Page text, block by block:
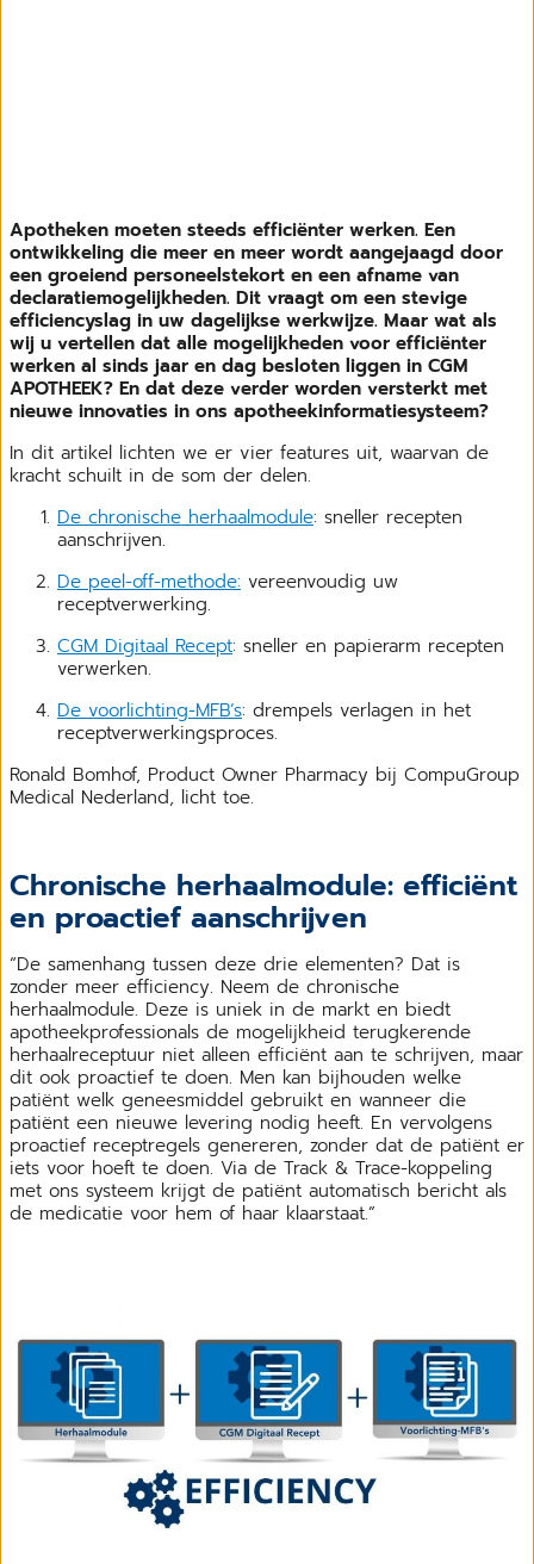
Apotheken moeten steeds efficiënter werken. Een
ontwikkeling die meer en meer wordt aangejaagd door
een groeiend personeelstekort en een afname van
declaratiemogelijkheden. Dit vraagt om een stevige
efficiencyslag in uw dagelijkse werkwijze. Maar wat als
wij u vertellen dat alle mogelijkheden voor efficiënter
werken al sinds jaar en dag besloten liggen in CGM
APOTHEEK? En dat deze verder worden versterkt met
nieuwe innovaties in ons apotheekinformatiesysteem?
In dit artikel lichten we er vier features uit, waarvan de
kracht schuilt in de som der delen.
De chronische herhaalmodule: sneller recepten
aanschrijven.
De peel-off-methode: vereenvoudig uw
receptverwerking.
CGM Digitaal Recept: sneller en papierarm recepten
verwerken.
De voorlichting-MFB’s: drempels verlagen in het
receptverwerkingsproces.
Ronald Bomhof, Product Owner Pharmacy bij CompuGroup
Medical Nederland, licht toe.
Chronische herhaalmodule: efficiënt
en proactief aanschrijven
“De samenhang tussen deze drie elementen? Dat is
zonder meer efficiency. Neem de chronische
herhaalmodule. Deze is uniek in de markt en biedt
apotheekprofessionals de mogelijkheid terugkerende
herhaalreceptuur niet alleen efficiënt aan te schrijven, maar
dit ook proactief te doen. Men kan bijhouden welke
patiënt welk geneesmiddel gebruikt en wanneer die
patiënt een nieuwe levering nodig heeft. En vervolgens
proactief receptregels genereren, zonder dat de patiënt er
iets voor hoeft te doen. Via de Track & Trace-koppeling
met ons systeem krijgt de patiënt automatisch bericht als
de medicatie voor hem of haar klaarstaat.”